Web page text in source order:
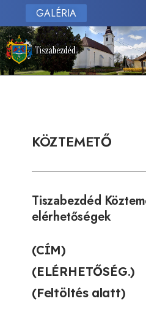
GALÉRIA
KÖZTEMETŐ
Tiszabezdéd
elérhetőségek
(CÍM)
(ELÉRHETŐSÉG.)
(Feltöltés alatt)